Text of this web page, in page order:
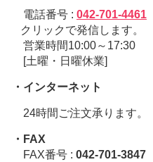
電話番号 : 042-701-4461
クリックで発信します。
営業時間10:00～17:30
[土曜・日曜休業]
・インターネット
24時間ご注文承ります。
・FAX
FAX番号 : 042-701-3847